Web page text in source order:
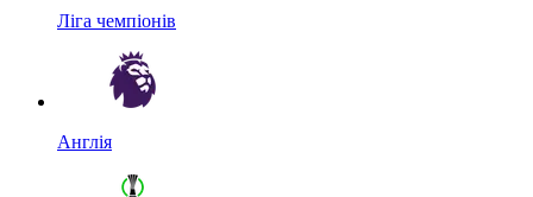
Ліга чемпіонів
Англія